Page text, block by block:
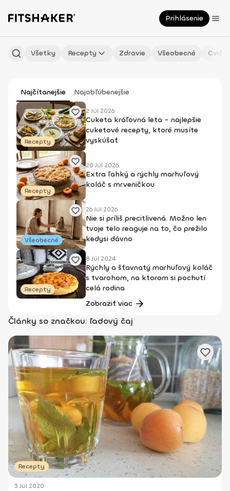
Prihlásenie
Všetky Recepty Zdravie Všeobecné
Najčítanejšie Najobľúbenejšie
Recepty
2 Júl 2026
Cuketa kráľovná leta - najlepšie
cuketové recepty, ktoré musíte
vyskúšať
Recepty
20 Júl 2026
Extra ľahký a rýchly marhuľový
koláč s mrveničkou
Všeobecné
26 Júl 2026
Nie si príliš precitlivená. Možno len
tvoje telo reaguje na to, čo prežilo
kedysi dávno
Recepty
8 Júl 2024
Rýchly a šťavnatý marhuľový koláč
s tvarohom, na ktorom si pochutí
celá rodina
Zobraziť viac
Články so značkou: ľadový čaj
Recepty
3 Júl 2020